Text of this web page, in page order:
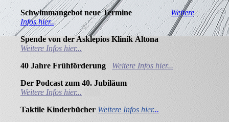
Schwimmangebot neue Termine Weitere
Infos hier...
Spende von der Asklepios Klinik Altona
Weitere Infos hier...
40 Jahre Frühförderung Weitere Infos hier...
Der Podcast zum 40. Jubiläum
Weitere Infos hier...
Taktile Kinderbücher Weitere Infos hier...